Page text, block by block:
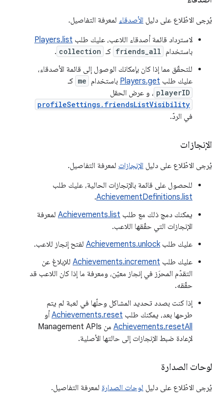
يُرجى الاطّلاع على دليل الأصدقاء لمعرفة التفاصيل.
لاسترداد قائمة أصدقاء اللاعب، عليك طلب Players.list
باستخدام friends_all كـ collection
.
للتحقّق مما إذا كان بإمكانك الوصول إلى قائمة الأصدقاء،
عليك طلب Players.get باستخدام me كـ
playerID ، و عرض الحقل
profileSettings.friendsListVisibility
في الردّ.
الإنجازات
يُرجى الاطّلاع على دليل الإنجازات لمعرفة التفاصيل.
للحصول على قائمة بالإنجازات الحالية، عليك طلب
AchievementDefinitions.list
.
يمكنك دمج ذلك مع طلب Achievements.list لمعرفة
الإنجازات التي حقّقها اللاعب.
عليك طلبAchievements.unlock لفتح إنجاز للاعب.
عليك طلب Achievements.increment للإبلاغ عن
التقدّم المحرَز في إنجاز معيّن، ومعرفة ما إذا كان اللاعب قد
حقّقه.
إذا كنت بصدد تحديد المشاكل وحلّها في لعبة لم يتم
طرحها بعد، يمكنك طلب Achievements.reset أو
Achievements.resetAll
من Management APIs
لإعادة ضبط الإنجازات إلى حالتها الأصلية.
لوحات الصدارة
يُرجى الاطّلاع على دليل لوحات الصدارة لمعرفة التفاصيل.